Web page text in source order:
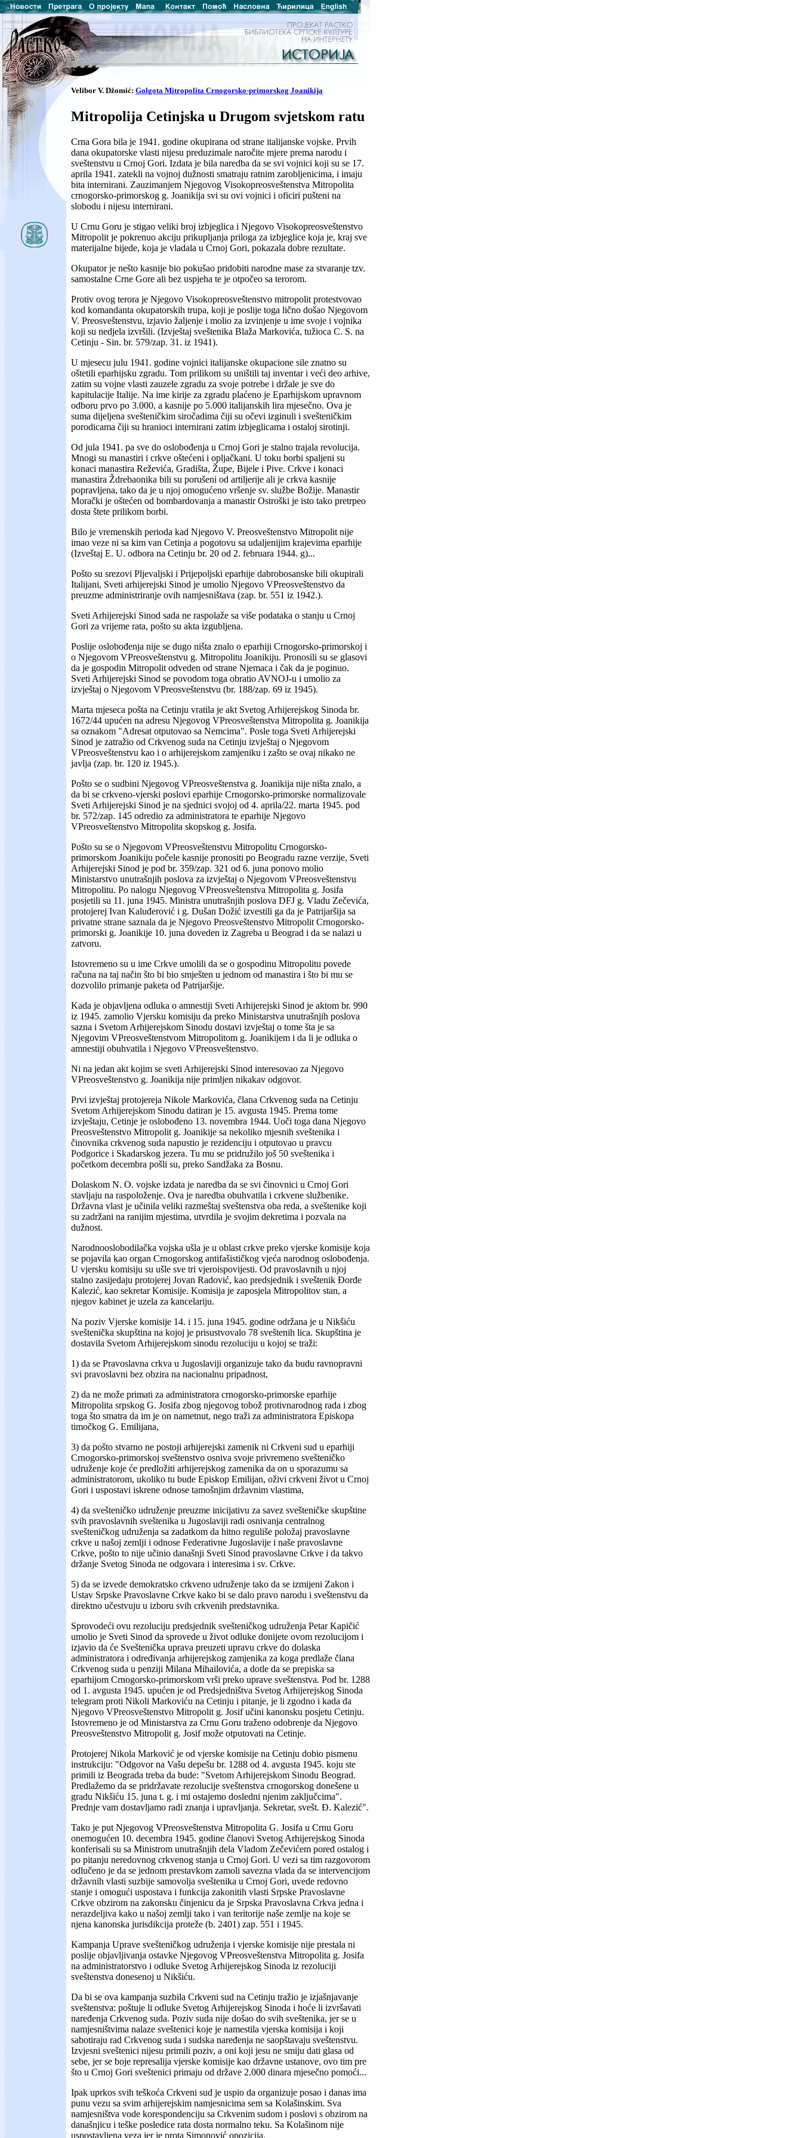
Velibor V. Džomić: Golgota Mitropolita Crnogorsko-primorskog Joanikija
Mitropolija Cetinjska u Drugom svjetskom ratu
Crna Gora bila je 1941. godine okupirana od strane italijanske vojske. Prvih
dana okupatorske vlasti nijesu preduzimale naročite mjere prema narodu i
sveštenstvu u Crnoj Gori. Izdata je bila naredba da se svi vojnici koji su se 17.
aprila 1941. zatekli na vojnoj dužnosti smatraju ratnim zarobljenicima, i imaju
bita internirani. Zauzimanjem Njegovog Visokopreosveštenstva Mitropolita
crnogorsko-primorskog g. Joanikija svi su ovi vojnici i oficiri pušteni na
slobodu i nijesu internirani.
U Crnu Goru je stigao veliki broj izbjeglica i Njegovo Visokopreosveštenstvo
Mitropolit je pokrenuo akciju prikupljanja priloga za izbjeglice koja je, kraj sve
materijalne bijede, koja je vladala u Crnoj Gori, pokazala dobre rezultate.
Okupator je nešto kasnije bio pokušao pridobiti narodne mase za stvaranje tzv.
samostalne Crne Gore ali bez uspjeha te je otpočeo sa terorom.
Protiv ovog terora je Njegovo Visokopreosveštenstvo mitropolit protestvovao
kod komandanta okupatorskih trupa, koji je poslije toga lično došao Njegovom
V. Preosveštenstvu, izjavio žaljenje i molio za izvinjenje u ime svoje i vojnika
koji su nedjela izvršili. (Izvještaj sveštenika Blaža Markovića, tužioca C. S. na
Cetinju - Sin. br. 579/zap. 31. iz 1941).
U mjesecu julu 1941. godine vojnici italijanske okupacione sile znatno su
oštetili eparhijsku zgradu. Tom prilikom su uništili taj inventar i veći deo arhive,
zatim su vojne vlasti zauzele zgradu za svoje potrebe i držale je sve do
kapitulacije Italije. Na ime kirije za zgradu plaćeno je Eparhijskom upravnom
odboru prvo po 3.000, a kasnije po 5.000 italijanskih lira mjesečno. Ova je
suma dijeljena svešteničkim siročadima čiji su očevi izginuli i svešteničkim
porodicama čiji su hranioci internirani zatim izbjeglicama i ostaloj sirotinji.
Od jula 1941. pa sve do oslobođenja u Crnoj Gori je stalno trajala revolucija.
Mnogi su manastiri i crkve oštećeni i opljačkani. U toku borbi spaljeni su
konaci manastira Reževića, Gradišta, Župe, Bijele i Pive. Crkve i konaci
manastira Ždrebaonika bili su porušeni od artiljerije ali je crkva kasnije
popravljena, tako da je u njoj omogućeno vršenje sv. službe Božije. Manastir
Morački je oštećen od bombardovanja a manastir Ostroški je isto tako pretrpeo
dosta štete prilikom borbi.
Bilo je vremenskih perioda kad Njegovo V. Preosveštenstvo Mitropolit nije
imao veze ni sa kim van Cetinja a pogotovu sa udaljenijim krajevima eparhije
(Izveštaj E. U. odbora na Cetinju br. 20 od 2. februara 1944. g)...
Pošto su srezovi Pljevaljski i Prijepoljski eparhije dabrobosanske bili okupirali
Italijani, Sveti arhijerejski Sinod je umolio Njegovo VPreosveštenstvo da
preuzme administriranje ovih namjesništava (zap. br. 551 iz 1942.).
Sveti Arhijerejski Sinod sada ne raspolaže sa više podataka o stanju u Crnoj
Gori za vrijeme rata, pošto su akta izgubljena.
Poslije oslobođenja nije se dugo ništa znalo o eparhiji Crnogorsko-primorskoj i
o Njegovom VPreosveštenstvu g. Mitropolitu Joanikiju. Pronosili su se glasovi
da je gospodin Mitropolit odveden od strane Njemaca i čak da je poginuo.
Sveti Arhijerejski Sinod se povodom toga obratio AVNOJ-u i umolio za
izvještaj o Njegovom VPreosveštenstvu (br. 188/zap. 69 iz 1945).
Marta mjeseca pošta na Cetinju vratila je akt Svetog Arhijerejskog Sinoda br.
1672/44 upućen na adresu Njegovog VPreosveštenstva Mitropolita g. Joanikija
sa oznakom "Adresat otputovao sa Nemcima". Posle toga Sveti Arhijerejski
Sinod je zatražio od Crkvenog suda na Cetinju izvještaj o Njegovom
VPreosveštenstvu kao i o arhijerejskom zamjeniku i zašto se ovaj nikako ne
javlja (zap. br. 120 iz 1945.).
Pošto se o sudbini Njegovog VPreosveštenstva g. Joanikija nije ništa znalo, a
da bi se crkveno-vjerski poslovi eparhije Crnogorsko-primorske normalizovale
Sveti Arhijerejski Sinod je na sjednici svojoj od 4. aprila/22. marta 1945. pod
br. 572/zap. 145 odredio za administratora te eparhije Njegovo
VPreosveštenstvo Mitropolita skopskog g. Josifa.
Pošto su se o Njegovom VPreosveštenstvu Mitropolitu Crnogorsko-
primorskom Joanikiju počele kasnije pronositi po Beogradu razne verzije, Sveti
Arhijerejski Sinod je pod br. 359/zap. 321 od 6. juna ponovo molio
Ministarstvo unutrašnjih poslova za izvještaj o Njegovom VPreosveštenstvu
Mitropolitu. Po nalogu Njegovog VPreosveštenstva Mitropolita g. Josifa
posjetili su 11. juna 1945. Ministra unutrašnjih poslova DFJ g. Vladu Zečevića,
protojerej Ivan Kaluđerović i g. Dušan Dožić izvestili ga da je Patrijaršija sa
privatne strane saznala da je Njegovo Preosveštenstvo Mitropolit Crnogorsko-
primorski g. Joanikije 10. juna doveden iz Zagreba u Beograd i da se nalazi u
zatvoru.
Istovremeno su u ime Crkve umolili da se o gospodinu Mitropolitu povede
računa na taj način što bi bio smješten u jednom od manastira i što bi mu se
dozvolilo primanje paketa od Patrijaršije.
Kada je objavljena odluka o amnestiji Sveti Arhijerejski Sinod je aktom br. 990
iz 1945. zamolio Vjersku komisiju da preko Ministarstva unutrašnjih poslova
sazna i Svetom Arhijerejskom Sinodu dostavi izvještaj o tome šta je sa
Njegovim VPreosveštenstvom Mitropolitom g. Joanikijem i da li je odluka o
amnestiji obuhvatila i Njegovo VPreosveštenstvo.
Ni na jedan akt kojim se sveti Arhijerejski Sinod interesovao za Njegovo
VPreosveštenstvo g. Joanikija nije primljen nikakav odgovor.
Prvi izvještaj protojereja Nikole Markovića, člana Crkvenog suda na Cetinju
Svetom Arhijerejskom Sinodu datiran je 15. avgusta 1945. Prema tome
izvještaju, Cetinje je oslobođeno 13. novembra 1944. Uoči toga dana Njegovo
Preosveštenstvo Mitropolit g. Joanikije sa nekoliko mjesnih sveštenika i
činovnika crkvenog suda napustio je rezidenciju i otputovao u pravcu
Podgorice i Skadarskog jezera. Tu mu se pridružilo još 50 sveštenika i
početkom decembra pošli su, preko Sandžaka za Bosnu.
Dolaskom N. O. vojske izdata je naredba da se svi činovnici u Crnoj Gori
stavljaju na raspoloženje. Ova je naredba obuhvatila i crkvene službenike.
Državna vlast je učinila veliki razmeštaj sveštenstva oba reda, a sveštenike koji
su zadržani na ranijim mjestima, utvrdila je svojim dekretima i pozvala na
dužnost.
Narodnooslobodilačka vojska ušla je u oblast crkve preko vjerske komisije koja
se pojavila kao organ Crnogorskog antifašističkog vjeća narodnog oslobođenja.
U vjersku komisiju su ušle sve tri vjeroispovijesti. Od pravoslavnih u njoj
stalno zasijedaju protojerej Jovan Radović, kao predsjednik i sveštenik Đorđe
Kalezić, kao sekretar Komisije. Komisija je zaposjela Mitropolitov stan, a
njegov kabinet je uzela za kancelariju.
Na poziv Vjerske komisije 14. i 15. juna 1945. godine održana je u Nikšiću
sveštenička skupština na kojoj je prisustvovalo 78 sveštenih lica. Skupština je
dostavila Svetom Arhijerejskom sinodu rezoluciju u kojoj se traži:
1) da se Pravoslavna crkva u Jugoslaviji organizuje tako da budu ravnopravni
svi pravoslavni bez obzira na nacionalnu pripadnost,
2) da ne može primati za administratora crnogorsko-primorske eparhije
Mitropolita srpskog G. Josifa zbog njegovog tobož protivnarodnog rada i zbog
toga što smatra da im je on nametnut, nego traži za administratora Episkopa
timočkog G. Emilijana,
3) da pošto stvarno ne postoji arhijerejski zamenik ni Crkveni sud u eparhiji
Crnogorsko-primorskoj sveštenstvo osniva svoje privremeno svešteničko
udruženje koje će predložiti arhijerejskog zamenika da on u sporazumu sa
administratorom, ukoliko tu bude Episkop Emilijan, oživi crkveni život u Crnoj
Gori i uspostavi iskrene odnose tamošnjim državnim vlastima,
4) da svešteničko udruženje preuzme inicijativu za savez svešteničke skupštine
svih pravoslavnih sveštenika u Jugoslaviji radi osnivanja centralnog
svešteničkog udruženja sa zadatkom da hitno reguliše položaj pravoslavne
crkve u našoj zemlji i odnose Federativne Jugoslavije i naše pravoslavne
Crkve, pošto to nije učinio današnji Sveti Sinod pravoslavne Crkve i da takvo
držanje Svetog Sinoda ne odgovara i interesima i sv. Crkve.
5) da se izvede demokratsko crkveno udruženje tako da se izmijeni Zakon i
Ustav Srpske Pravoslavne Crkve kako bi se dalo pravo narodu i sveštenstvu da
direktno učestvuju u izboru svih crkvenih predstavnika.
Sprovodeći ovu rezoluciju predsjednik svešteničkog udruženja Petar Kapičić
umolio je Sveti Sinod da sprovede u život odluke donijete ovom rezolucijom i
izjavio da će Sveštenička uprava preuzeti upravu crkve do dolaska
administratora i određivanja arhijerejskog zamjenika za koga predlaže člana
Crkvenog suda u penziji Milana Mihailovića, a dotle da se prepiska sa
eparhijom Crnogorsko-primorskom vrši preko uprave sveštenstva. Pod br. 1288
od 1. avgusta 1945. upućen je od Predsjedništva Svetog Arhijerejskog Sinoda
telegram proti Nikoli Markoviću na Cetinju i pitanje, je li zgodno i kada da
Njegovo VPreosveštenstvo Mitropolit g. Josif učini kanonsku posjetu Cetinju.
Istovremeno je od Ministarstva za Crnu Goru traženo odobrenje da Njegovo
Preosveštenstvo Mitropolit g. Josif može otputovati na Cetinje.
Protojerej Nikola Marković je od vjerske komisije na Cetinju dobio pismenu
instrukciju: "Odgovor na Vašu depešu br. 1288 od 4. avgusta 1945. koju ste
primili iz Beograda treba da bude: "Svetom Arhijerejskom Sinodu Beograd.
Predlažemo da se pridržavate rezolucije sveštenstva crnogorskog donešene u
gradu Nikšiću 15. juna t. g. i mi ostajemo dosledni njenim zaključcima".
Prednje vam dostavljamo radi znanja i upravljanja. Sekretar, svešt. Đ. Kalezić".
Tako je put Njegovog VPreosveštenstva Mitropolita G. Josifa u Crnu Goru
onemogućen 10. decembra 1945. godine članovi Svetog Arhijerejskog Sinoda
konferisali su sa Ministrom unutrašnjih dela Vladom Zečevićem pored ostalog i
po pitanju neredovnog crkvenog stanja u Crnoj Gori. U vezi sa tim razgovorom
odlučeno je da se jednom prestavkom zamoli savezna vlada da se intervencijom
državnih vlasti suzbije samovolja sveštenika u Crnoj Gori, uvede redovno
stanje i omogući uspostava i funkcija zakonitih vlasti Srpske Pravoslavne
Crkve obzirom na zakonsku činjenicu da je Srpska Pravoslavna Crkva jedna i
nerazdeljiva kako u našoj zemlji tako i van teritorije naše zemlje na koje se
njena kanonska jurisdikcija proteže (b. 2401) zap. 551 i 1945.
Kampanja Uprave svešteničkog udruženja i vjerske komisije nije prestala ni
poslije objavljivanja ostavke Njegovog VPreosveštenstva Mitropolita g. Josifa
na administratorstvo i odluke Svetog Arhijerejskog Sinoda iz rezoluciji
sveštenstva donesenoj u Nikšiću.
Da bi se ova kampanja suzbila Crkveni sud na Cetinju tražio je izjašnjavanje
sveštenstva: poštuje li odluke Svetog Arhijerejskog Sinoda i hoće li izvršavati
naređenja Crkvenog suda. Poziv suda nije došao do svih sveštenika, jer se u
namjesništvima nalaze sveštenici koje je namestila vjerska komisija i koji
sabotiraju rad Crkvenog suda i sudska naređenja ne saopštavaju sveštenstvu.
Izvjesni sveštenici nijesu primili poziv, a oni koji jesu ne smiju dati glasa od
sebe, jer se boje represalija vjerske komisije kao državne ustanove, ovo tim pre
što u Crnoj Gori sveštenici primaju od države 2.000 dinara mjesečno pomoći...
Ipak uprkos svih teškoća Crkveni sud je uspio da organizuje posao i danas ima
punu vezu sa svim arhijerejskim namjesnicima sem sa Kolašinskim. Sva
namjesništva vode korespondenciju sa Crkvenim sudom i poslovi s obzirom na
današnjicu i teške posledice rata dosta normalno teku. Sa Kolašinom nije
uspostavljena veza jer je prota Simonović opozicija.